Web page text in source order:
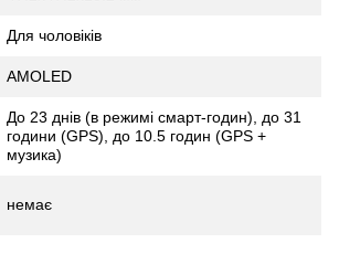
Для чоловіків
AMOLED
До 23 днів (в режимі смарт-годин), до 31
години (GPS), до 10.5 годин (GPS +
музика)
немає